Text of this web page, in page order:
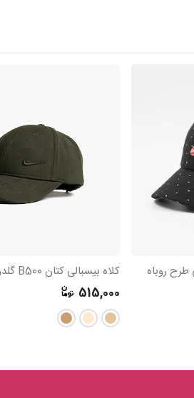
طرح روباه کلاه بیسبالی کتان B500 گلدوزی NIKE
515,000